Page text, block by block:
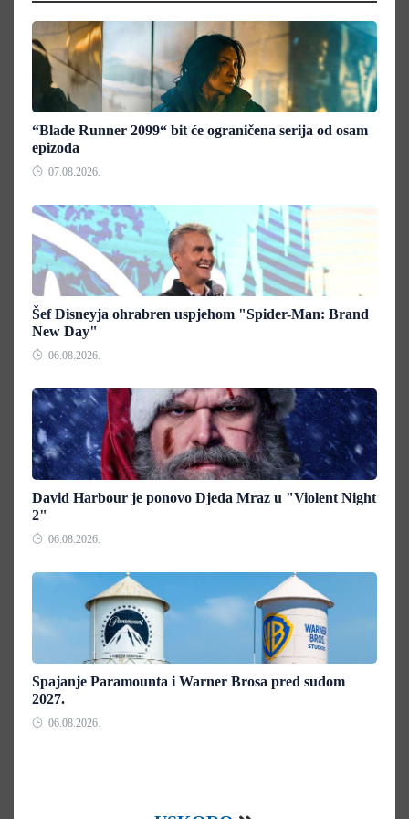
“Blade Runner 2099“ bit će ograničena serija od osam
epizoda
07.08.2026.
Šef Disneyja ohrabren uspjehom "Spider-Man: Brand
New Day"
06.08.2026.
David Harbour je ponovo Djeda Mraz u "Violent Night
2"
06.08.2026.
Spajanje Paramounta i Warner Brosa pred sudom
2027.
06.08.2026.